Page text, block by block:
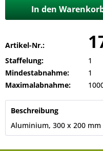
In den
Artikel-Nr.:
Staffelung:
1
Mindestabnahme:
1
Maximalabnahme:
Beschreibung
Aluminium, 300 x 200 mm